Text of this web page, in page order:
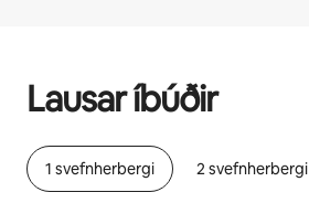
Lausar íbúðir
1 svefnherbergi 2 svefnherbergi